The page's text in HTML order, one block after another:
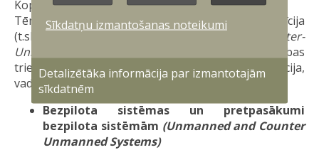
Kopējais finansējums: 180 milj. EUR
Tēmas: pretgaisa aizsardzības raķetes un munīcija
(t.sk. pretpasākumi bezpilota sistēmām (
Counter-
Unmanned Systems - counter UxS
)), tālās darbības
trieciena spējas, raķetes, “viedā” (“smart”) munīcija,
vadāmā munīcija.
Bezpilota sistēmas un pretpasākumi
bezpilota sistēmām (Unmanned and Counter
Unmanned Systems)
Sīkdatņu izmantošanas noteikumi
Detalizētāka informācija par izmantotajām
sīkdatnēm